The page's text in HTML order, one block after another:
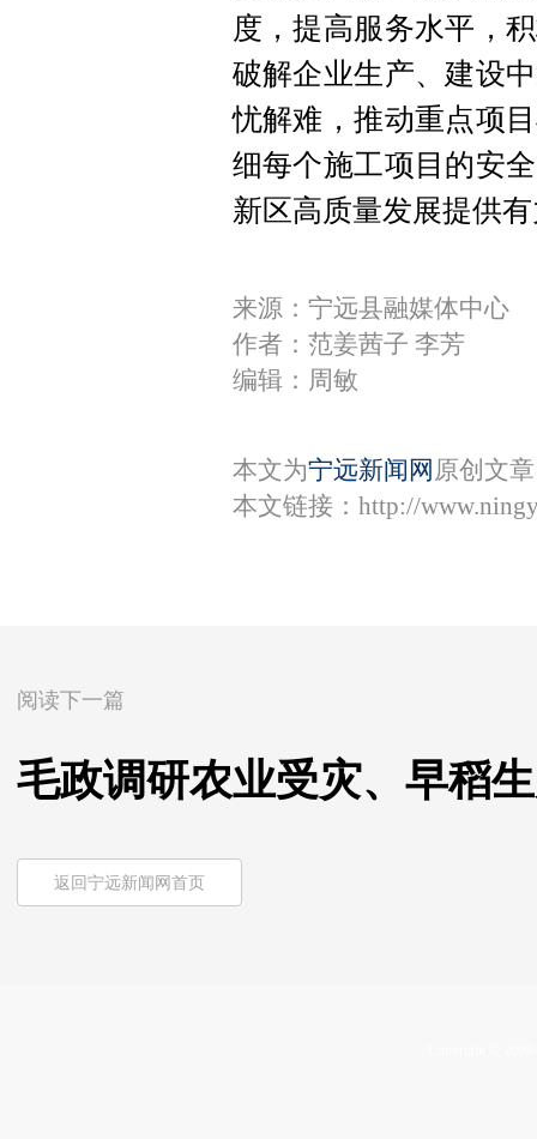
度，提高服务水平，
破解企业生产、建设
忧解难，推动重点项
细每个施工项目的安
新区高质量发展提供
来源：宁远县融媒体中心
作者：范姜茜子 李芳
编辑：周敏
本文为宁远新闻网 原创文
本文链接： http://
阅读下一篇
毛政调研农业受灾、早稻
返回宁远新闻网首页